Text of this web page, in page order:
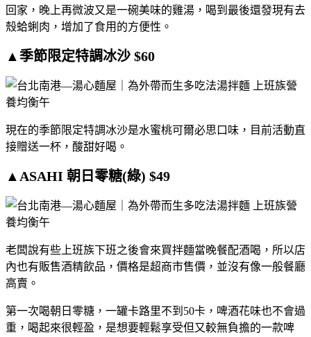
回家，晚上再微波又是一碗美味的雞湯，喝到最後還發現有去
殼蛤蜊肉，增加了食用的方便性。
▲季節限定特調冰沙 $60
現在的季節限定特調冰沙是水蜜桃可爾必思口味，目前活動直
接贈送一杯，酸甜好喝。
▲ASAHI 朝日零糖(綠) $49
老闆說有些上班族下班之後會來買拌麵當晚餐配酒喝，所以店
內也有販售酒精飲品，價格是超商市售價，並沒有像一般餐廳
高賣。
第一次喝朝日零糖，一罐卡路里不到50卡，啤酒花味也不會過
重，喝起來很輕盈，是想要輕鬆享受但又較無負擔的一款啤